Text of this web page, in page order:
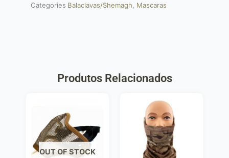
Categories Balaclavas/Shemagh Mascaras
Produtos Relacionados
OUT OF STOCK